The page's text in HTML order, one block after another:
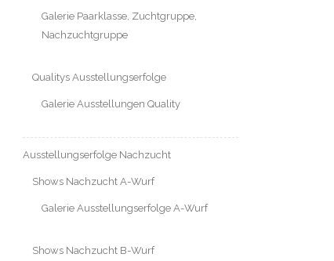
Galerie Paarklasse, Zuchtgruppe,
Nachzuchtgruppe
Qualitys Ausstellungserfolge
Galerie Ausstellungen Quality
Ausstellungserfolge Nachzucht
Shows Nachzucht A-Wurf
Galerie Ausstellungserfolge A-Wurf
Shows Nachzucht B-Wurf